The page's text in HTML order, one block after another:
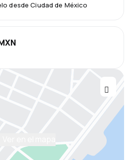
desde Ciudad de México